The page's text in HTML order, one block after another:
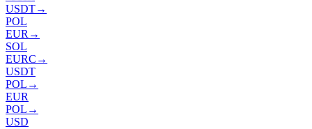
USDT→
POL
EUR →
SOL
EURC →
USDT
POL →
EUR
POL →
USD